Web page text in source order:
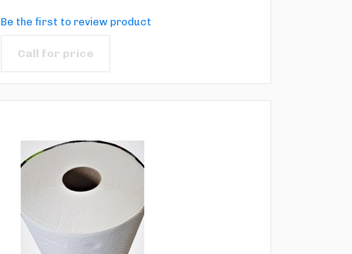
Be the first to review product
Call for price